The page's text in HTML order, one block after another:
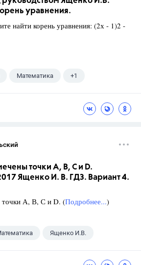
уравнения.
найти корень уравнения: (2х - 1)2 -
Математика +1
точки А, В, С и D.
Ященко И. В. ГДЗ. Вариант 4.
А, В, С и D. (Подробнее...)
Ященко И.В.